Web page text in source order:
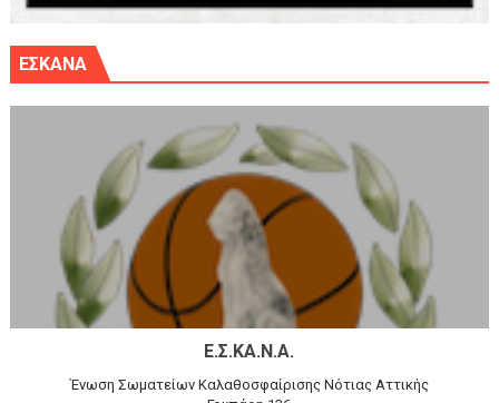
ΕΣΚΑΝΑ
Ε.Σ.ΚΑ.Ν.Α.
Ένωση Σωματείων Καλαθοσφαίρισης Νότιας Αττικής